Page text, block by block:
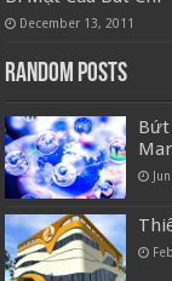
December 13, 2011
Random Posts
Bứt